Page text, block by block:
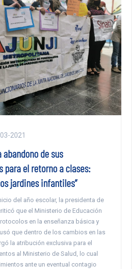
2021
de sus
el retorno a clases:
jardines infantiles”
del año escolar, la presidenta de
que el Ministerio de Educación
en la enseñanza básica y
que dentro de los cambios en las
la atribución exclusiva para el
al Ministerio de Salud, lo cual
ante un eventual contagio